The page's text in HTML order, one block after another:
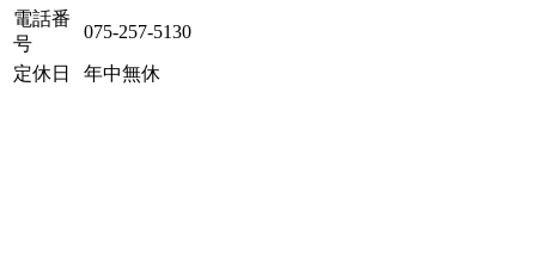
電話番
号
075-257-5130
定休日 年中無休